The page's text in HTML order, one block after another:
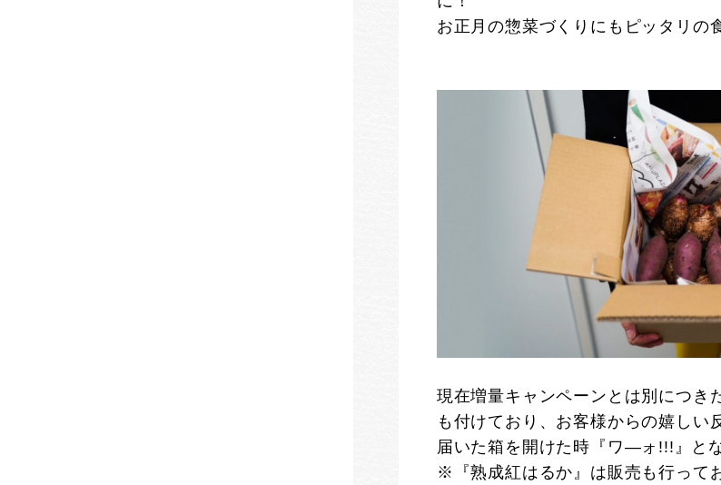
お正月の惣菜づくりにもピッタリの
現在増量キャンペーンとは別につき
も付けており、お客様からの嬉しい
届いた箱を開けた時『ワ―ォ!!!』と
※『熟成紅はるか』は販売も行って